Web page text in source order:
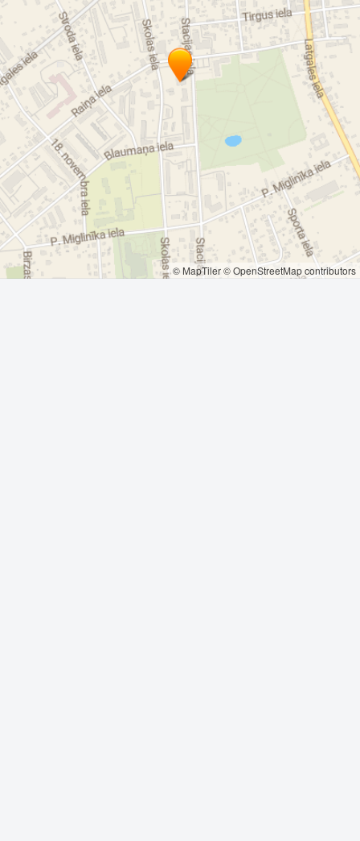
© MapTiler© OpenStreetMap contributors